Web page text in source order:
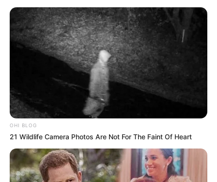
OHI BLOG
21 Wildlife Camera Photos Are Not For The Faint Of Heart